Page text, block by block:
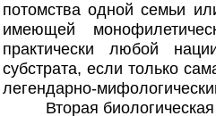
потомства одной семьи
имеющей
практически любой
субстрата, если только
легендарно-
Вторая